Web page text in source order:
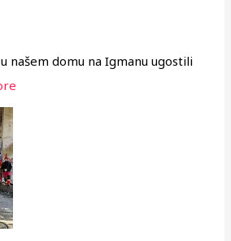
našem domu na Igmanu ugostili